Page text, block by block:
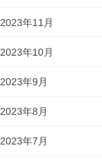
2023年11月
2023年10月
2023年9月
2023年8月
2023年7月